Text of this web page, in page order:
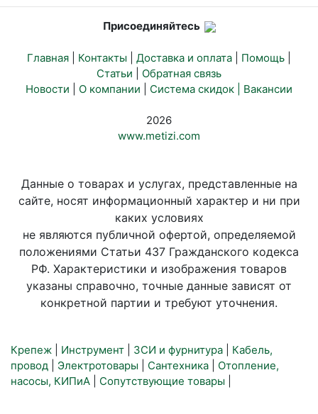
Присоединяйтесь
Главная Контакты Доставка и оплата Помощь
Статьи
Обратная связь
Новости
О компании Система скидок | Вакансии
2026
www.metizi.com
Данные о товарах и услугах, представленные на
сайте, носят информационный характер и ни при
каких условиях
не являются публичной офертой, определяемой
положениями Статьи 437 Гражданского кодекса
РФ. Характеристики и изображения товаров
указаны справочно, точные данные зависят от
конкретной партии и требуют уточнения.
Крепеж Инструмент ЗСИ и фурнитура
Кабель,
провод
Электротовары Сантехника
Отопление,
насосы, КИПиА
Сопутствующие товары